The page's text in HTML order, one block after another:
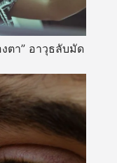
ตา” อาวุธลับมัด